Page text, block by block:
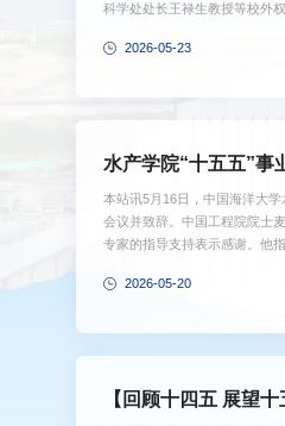
科学处处长王禄生教授等校外
关键时期，也是法学院迈向更
2026-05-23
水产学院“十五五”事
本站讯5月16日，中国海洋大
会议并致辞。中国工程院院士
专家的指导支持表示感谢。他
合性海洋大学的决胜时期，是
2026-05-20
【回顾十四五 展望